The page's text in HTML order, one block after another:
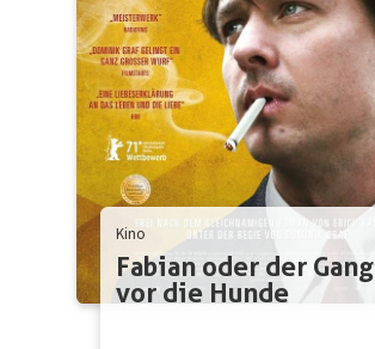
Kino
Fabian oder der Gang
vor die Hunde